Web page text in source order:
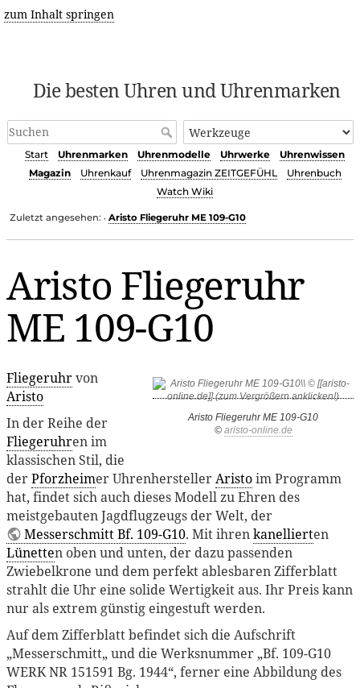
zum Inhalt springen
Die besten Uhren und Uhrenmarken
Start Uhrenmarken Uhrenmodelle Uhrwerke
Uhrenwissen
Magazin
Uhrenkauf Uhrenmagazin ZEITGEFÜHL
Uhrenbuch
Watch Wiki
Zuletzt angesehen: • Aristo Fliegeruhr ME 109-G10
Aristo Fliegeruhr
ME 109-G10
Aristo Fliegeruhr ME 109-G10
© aristo-online.de
Fliegeruhrvon
Aristo
In der Reihe der
Fliegeruhren im
klassischen Stil, die
derPforzheimer UhrenherstellerAristoim Programm
hat, findet sich auch dieses Modell zu Ehren des
meistgebauten Jagdflugzeugs der Welt, der
Messerschmitt Bf. 109-G10. Mit ihrenkanellierten
Lünetten oben und unten, der dazu passenden
Zwiebelkrone und dem perfekt ablesbaren Zifferblatt
strahlt die Uhr eine solide Wertigkeit aus. Ihr Preis kann
nur als extrem günstig eingestuft werden.
Auf dem Zifferblatt befindet sich die Aufschrift
„Messerschmitt„ und die Werksnummer „Bf. 109-G10
WERK NR 151591 Bg. 1944“, ferner eine Abbildung des